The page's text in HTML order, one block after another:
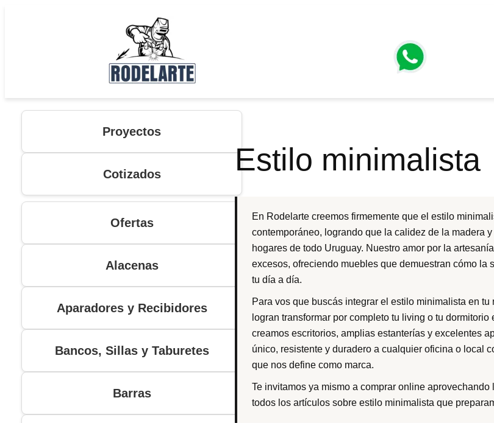
Proyectos
Cotizados
Ofertas
Alacenas
Aparadores y Recibidores
Bancos, Sillas y Taburetes
Barras
Estilo minimalista
En Rodelarte creemos firmemente que el estilo
contemporáneo, logrando que la calidez de la madera
hogares de todo Uruguay. Nuestro amor por la
excesos, ofreciendo muebles que demuestran cómo
tu día a día.
Para vos que buscás integrar el estilo minimalista en
logran transformar por completo tu living o tu
creamos escritorios, amplias estanterías y excelentes
único, resistente y duradero a cualquier oficina o local
que nos define como marca.
Te invitamos ya mismo a comprar online
todos los artículos sobre estilo minimalista que